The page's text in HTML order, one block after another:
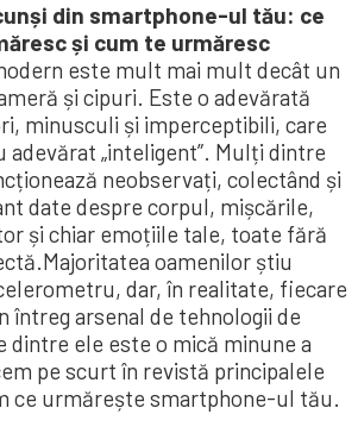
din smartphone-ul tău: ce
și cum te urmăresc
este mult mai mult decât un
și cipuri. Este o adevărată
minusculi și imperceptibili, care
adevărat „inteligent”. Mulți dintre
neobservați, colectând și
date despre corpul, mișcările,
și chiar emoțiile tale, toate fără
oamenilor știu
dar, în realitate, fiecare
întreg arsenal de tehnologii de
dintre ele este o mică minune a
pe scurt în revistă principalele
ce urmărește smartphone-ul tău.